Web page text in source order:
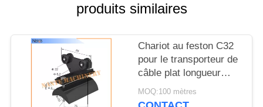
COMPANY
NEWS
produits similaires
Chariot au feston C32
pour le transporteur de
câble plat longueur
32mm*30mm*1.5mm
de 4m ou de 6m
MOQ:100 mètres